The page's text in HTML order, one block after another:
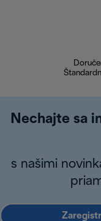
Nechajte sa
s našimi